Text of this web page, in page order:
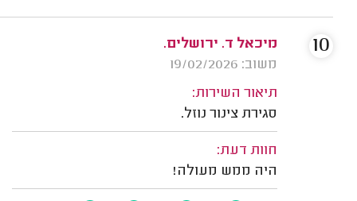
מיכאל ד. ירושלים.
משוב: 19/02/2026
תיאור השירות:
סגירת צינור נוזל.
חוות דעת:
היה ממש מעולה!
10